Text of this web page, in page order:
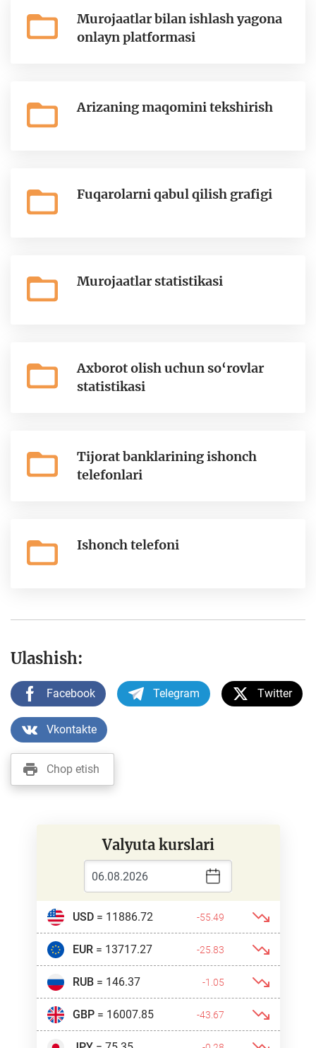
Murojaatlar bilan ishlash yagona
onlayn platformasi
Arizaning maqomini tekshirish
Fuqarolarni qabul qilish grafigi
Murojaatlar statistikasi
Axborot olish uchun so‘rovlar
statistikasi
Tijorat banklarining ishonch
telefonlari
Ishonch telefoni
Ulashish:
Facebook Telegram Twitter
Vkontakte
Chop etish
Valyuta kurslari
USD= 11886.72 -55.49
EUR= 13717.27 -25.83
RUB= 146.37 -1.05
GBP= 16007.85 -43.67